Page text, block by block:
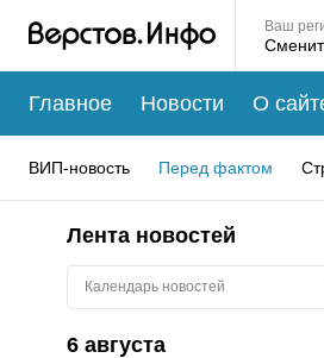
Ваш
Главное Новости О
ВИП-новость Перед фактом
Лента новостей
Календарь новостей
6 августа